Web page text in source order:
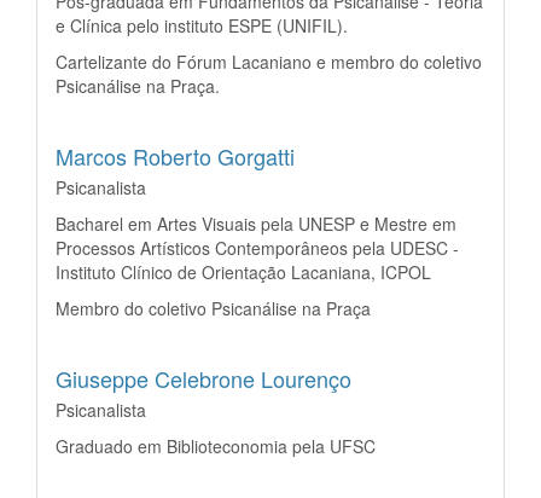
e Clínica pelo instituto ESPE (UNIFIL).
Cartelizante do Fórum Lacaniano e membro do coletivo
Psicanálise na Praça.
Marcos Roberto Gorgatti
Psicanalista
Bacharel em Artes Visuais pela UNESP e Mestre em
Processos Artísticos Contemporâneos pela UDESC -
Instituto Clínico de Orientação Lacaniana, ICPOL
Membro do coletivo Psicanálise na Praça
Giuseppe Celebrone Lourenço
Psicanalista
Graduado em Biblioteconomia pela UFSC